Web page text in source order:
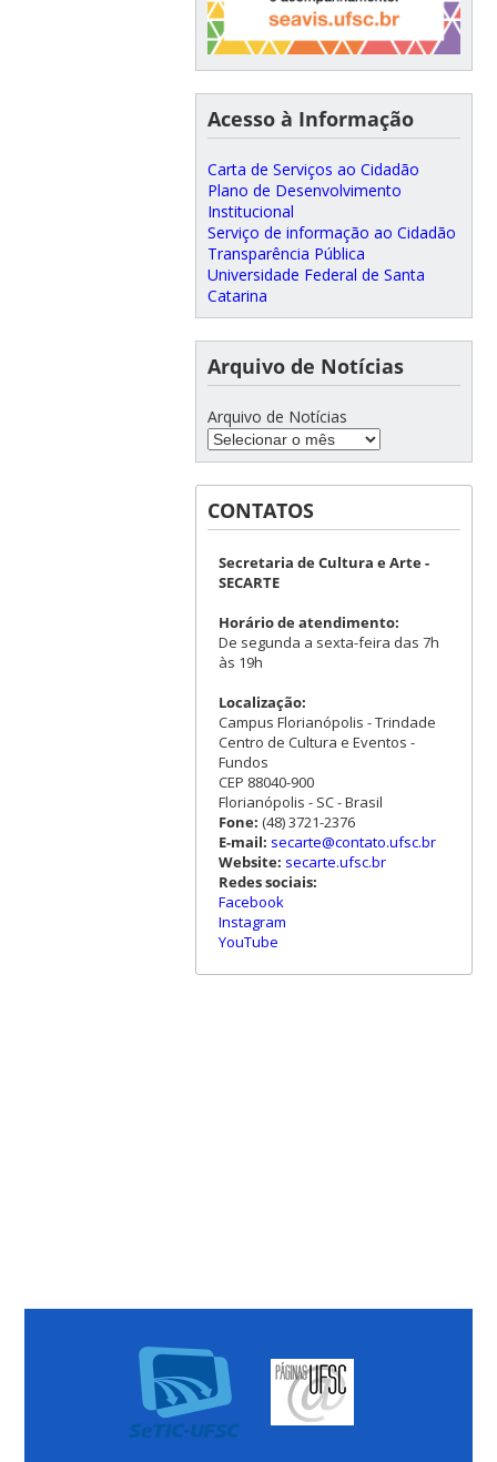
Acesso à Informação
Carta de Serviços ao Cidadão
Plano de Desenvolvimento
Institucional
Serviço de informação ao Cidadão
Transparência Pública
Universidade Federal de Santa
Catarina
Arquivo de Notícias
Arquivo de Notícias
CONTATOS
Secretaria de Cultura e Arte -
SECARTE
Horário de atendimento:
De segunda a sexta-feira das 7h
às 19h
Localização:
Campus Florianópolis - Trindade
Centro de Cultura e Eventos -
Fundos
CEP 88040-900
Florianópolis - SC - Brasil
Fone: (48) 3721-2376
E-mail: secarte@contato.ufsc.br
Website: secarte.ufsc.br
Redes sociais:
Facebook
Instagram
YouTube